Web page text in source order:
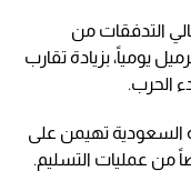
التدفقات من
أوروبا إلى 2.2 مليون برميل يومياً، بزيادة تقارب
السعودية تهيمن على
من عمليات التسليم.